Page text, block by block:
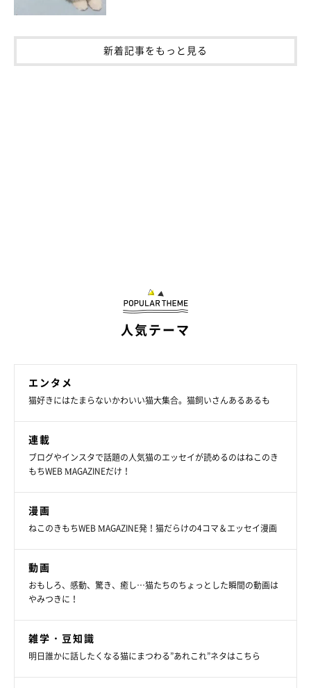
新着記事をもっと見る
人気テーマ
エンタメ
猫好きにはたまらないかわいい猫大集合。猫飼いさんあるあるも
連載
ブログやインスタで話題の人気猫のエッセイが読めるのはねこのき
もちWEB MAGAZINEだけ！
漫画
ねこのきもちWEB MAGAZINE発！猫だらけの4コマ＆エッセイ漫画
動画
おもしろ、感動、驚き、癒し…猫たちのちょっとした瞬間の動画は
やみつきに！
雑学・豆知識
明日誰かに話したくなる猫にまつわる”あれこれ”ネタはこちら